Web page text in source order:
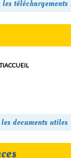
les téléchargements
les documents utiles